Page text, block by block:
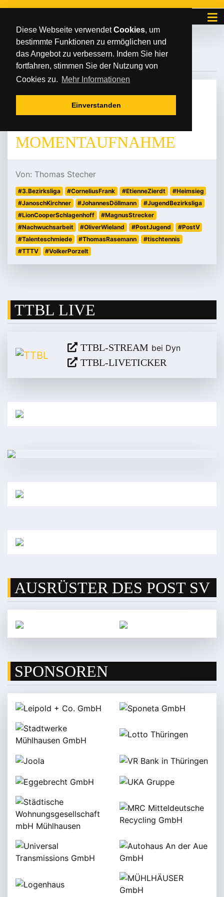
Diese Webseite verwendetCookies, um
bestimmte Funktionen zu ermöglichen und
das Angebot zu verbessern. Indem Sie hier
fortfahren, stimmen Sie der Nutzung von
Cookies zu. Mehr Informationen
Einverstanden
#CORNELIUSFRANK
25. September 2024
MOMENTAUFNAHME
Von: Thomas Stecher
#3.Bezirksliga #CorneliusFrank #EtienneZierdt
#Heimsieg
#JanoschKirchner
#JohannesDöllmann
#JugendBezirksliga
#LionCooperSchlagenhoff
#MagnusStrecker
#Nachwuchsarbeit
#OliverWieland #PostJugend
#PostV
#Talenteschmiede
#ThomasRasemann
#tischtennis
#TTTV
#VolkerPorzelt
TTBL LIVE
TTBL-STREAM bei Dyn
TTBL-LIVETICKER
AUSRÜSTER DES POST SV
SPONSOREN